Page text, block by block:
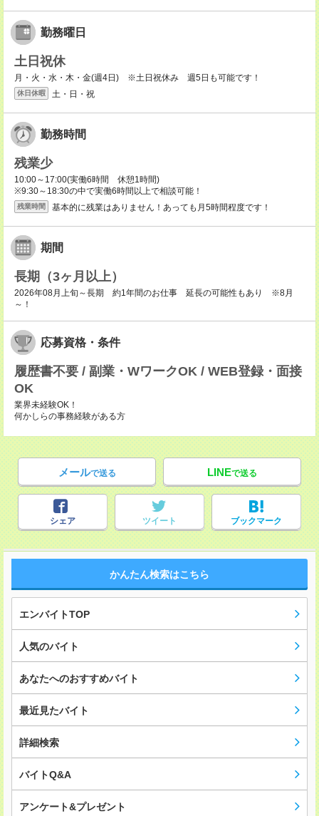
勤務曜日
土日祝休
月・火・水・木・金(週4日) ※土日祝休み 週5日も可能です！
休日休暇 土・日・祝
勤務時間
残業少
10:00～17:00(実働6時間 休憩1時間)
※9:30～18:30の中で実働6時間以上で相談可能！
残業時間 基本的に残業はありません！あっても月5時間程度です！
期間
長期（3ヶ月以上）
2026年08月上旬～長期 約1年間のお仕事 延長の可能性もあり ※8月
～！
応募資格・条件
履歴書不要 / 副業・WワークOK / WEB登録・面接
OK
業界未経験OK！
何かしらの事務経験がある方
メールで送る LINEで送る
シェア ツイート ブックマーク
かんたん検索はこちら
エンバイトTOP
人気のバイト
あなたへのおすすめバイト
最近見たバイト
詳細検索
バイトQ&A
アンケート&プレゼント